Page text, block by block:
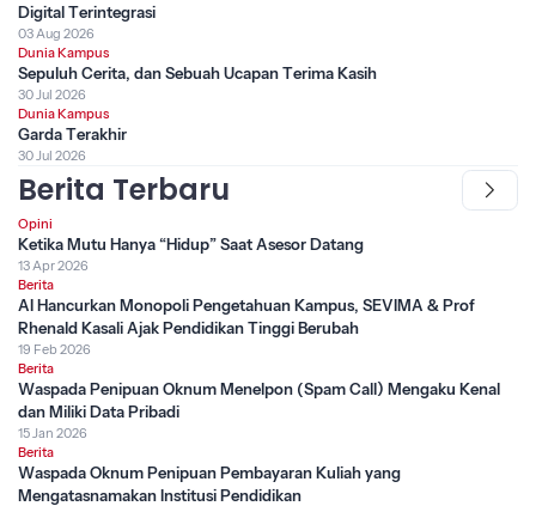
Digital Terintegrasi
03 Aug 2026
Dunia Kampus
Sepuluh Cerita, dan Sebuah Ucapan Terima Kasih
30 Jul 2026
Dunia Kampus
Garda Terakhir
30 Jul 2026
Berita Terbaru
Opini
Ketika Mutu Hanya “Hidup” Saat Asesor Datang
13 Apr 2026
Berita
AI Hancurkan Monopoli Pengetahuan Kampus, SEVIMA & Prof
Rhenald Kasali Ajak Pendidikan Tinggi Berubah
19 Feb 2026
Berita
Waspada Penipuan Oknum Menelpon (Spam Call) Mengaku Kenal
dan Miliki Data Pribadi
15 Jan 2026
Berita
Waspada Oknum Penipuan Pembayaran Kuliah yang
Mengatasnamakan Institusi Pendidikan